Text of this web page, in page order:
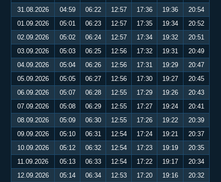
31.08.2026
04:59 06:22 12:57 17:36 19:36
20:54
01.09.2026
05:01 06:23 12:57 17:35 19:34
20:52
02.09.2026
05:02 06:24 12:57 17:34 19:32
20:51
03.09.2026
05:03 06:25 12:56 17:32 19:31
20:49
04.09.2026
05:04 06:26 12:56 17:31 19:29
20:47
05.09.2026
05:05 06:27 12:56 17:30 19:27
20:45
06.09.2026
05:07 06:28 12:55 17:29 19:26
20:43
07.09.2026
05:08 06:29 12:55 17:27 19:24
20:41
08.09.2026
05:09 06:30 12:55 17:26 19:22
20:39
09.09.2026
05:10 06:31 12:54 17:24 19:21
20:37
10.09.2026
05:12 06:32 12:54 17:23 19:19
20:35
11.09.2026
05:13 06:33 12:54 17:22 19:17
20:34
12.09.2026
05:14 06:34 12:53 17:20 19:16
20:32